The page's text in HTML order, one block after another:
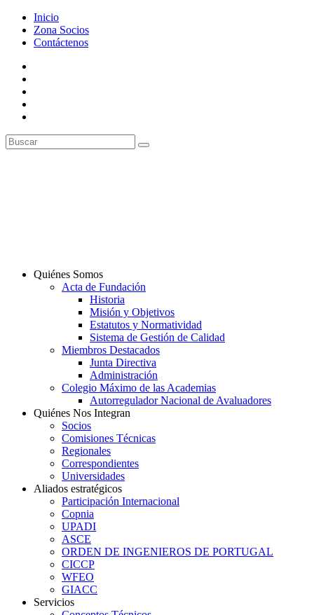
Inicio
Zona Socios
Contáctenos
Quiénes Somos
Acta de Fundación
Historia
Misión y Objetivos
Estatutos y Normatividad
Sistema de Gestión de Calidad
Miembros Destacados
Junta Directiva
Administración
Colegio Máximo de las Academias
Autorregulador Nacional de Avaluadores
Quiénes Nos Integran
Socios
Comisiones Técnicas
Regionales
Correspondientes
Universidades
Aliados estratégicos
Participación Internacional
Copnia
UPADI
ASCE
ORDEN DE INGENIEROS DE PORTUGAL
CICCP
WFEO
GIACC
Servicios